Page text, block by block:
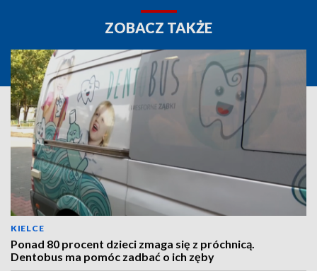
ZOBACZ TAKŻE
KIELCE
Ponad 80 procent dzieci zmaga się z próchnicą.
Dentobus ma pomóc zadbać o ich zęby